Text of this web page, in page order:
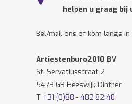
helpen u graag bij
Bel/mail ons of kom langs in
Artiestenburo2010 BV
St. Servatiusstraat 2
5473 GB Heeswijk-Dinther
T +31 (0)88 - 482 82 40